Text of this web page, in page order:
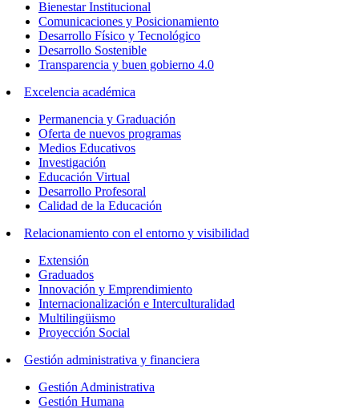
Bienestar Institucional
Comunicaciones y Posicionamiento
Desarrollo Físico y Tecnológico
Desarrollo Sostenible
Transparencia y buen gobierno 4.0
Excelencia académica
Permanencia y Graduación
Oferta de nuevos programas
Medios Educativos
Investigación
Educación Virtual
Desarrollo Profesoral
Calidad de la Educación
Relacionamiento con el entorno y visibilidad
Extensión
Graduados
Innovación y Emprendimiento
Internacionalización e Interculturalidad
Multilingüismo
Proyección Social
Gestión administrativa y financiera
Gestión Administrativa
Gestión Humana